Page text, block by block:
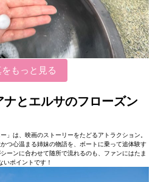
もっと見る
とエルサのフローズン
」は、映画のストーリーをたどるアトラクション。
つ心温まる姉妹の物語を、ボートに乗って追体験す
ーンに合わせて随所で流れるのも、ファンにはたま
いポイントです！